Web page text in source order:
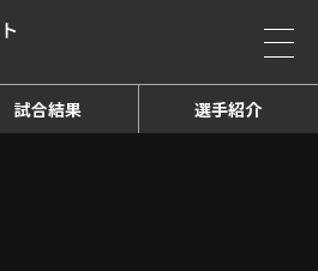
試合結果 選手紹介
HOME お知らせ詳細